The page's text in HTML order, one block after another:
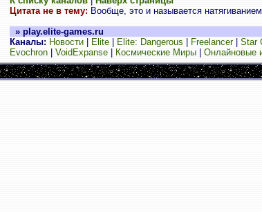
Цитата не в тему:Вообще, это и называется
» play.elite-games.ru
Каналы: Новости| Elite| Elite: Dangerous Freelancer| Star
Evochron| VoidExpanse| Космические Миры| Онлайновые